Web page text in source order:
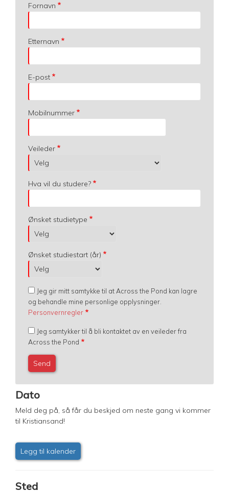
Fornavn
Etternavn
E-post
Mobilnummer
Veileder
Hva vil du studere?
Ønsket studietype
Ønsket studiestart (år)
Jeg gir mitt samtykke til at Across the Pond kan lagre
og behandle mine personlige opplysninger.
Personvernregler
Jeg samtykker til å bli kontaktet av en veileder fra
Across the Pond
Dato
Meld deg på, så får du beskjed om neste gang vi kommer
til Kristiansand!
Legg til kalender
Sted